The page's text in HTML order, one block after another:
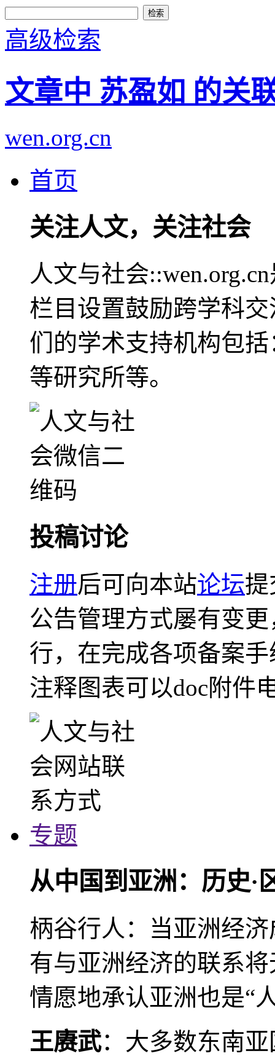
高级检索
文章中 苏盈如 的关
wen.org.cn
首页
关注人文，关注社会
人文与社会
栏目设置鼓励跨学科
们的学术支持机构包
等研究所等。
投稿讨论
注册后可向本站论坛提
公告管理方式屡有变
行，在完成各项备案
注释图表可以doc附件
专题
从中国到亚洲：历史·
柄谷行人：当亚洲经
有与亚洲经济的联系
情愿地承认亚洲也是“
王赓武：大多数东南